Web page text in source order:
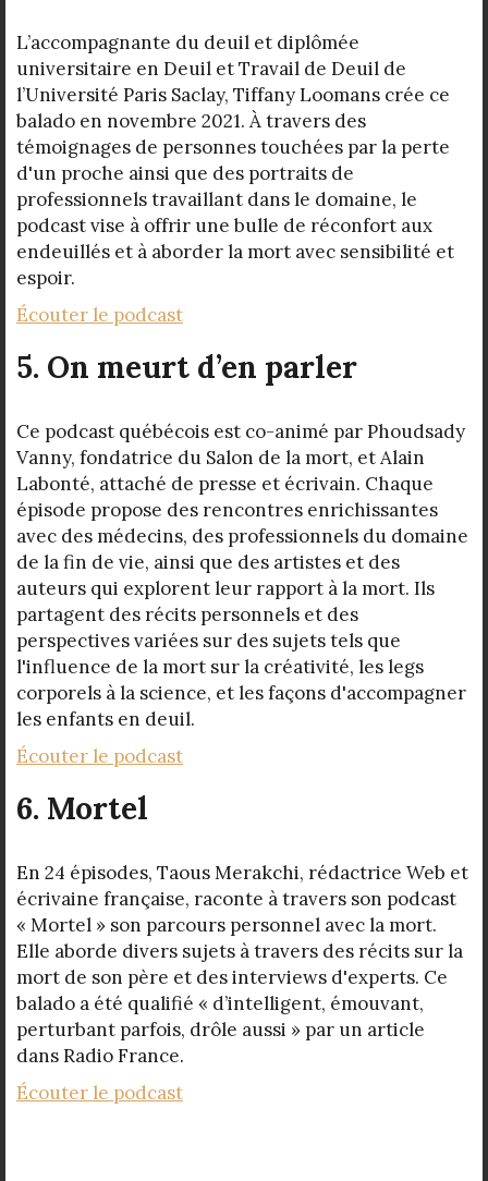
L’accompagnante du deuil et diplômée
universitaire en Deuil et Travail de Deuil de
l’Université Paris Saclay, Tiffany Loomans crée ce
balado en novembre 2021. À travers des
témoignages de personnes touchées par la perte
d'un proche ainsi que des portraits de
professionnels travaillant dans le domaine, le
podcast vise à offrir une bulle de réconfort aux
endeuillés et à aborder la mort avec sensibilité et
espoir.
Écouter le podcast
5. On meurt d’en parler
Ce podcast québécois est co-animé par Phoudsady
Vanny, fondatrice du Salon de la mort, et Alain
Labonté, attaché de presse et écrivain. Chaque
épisode propose des rencontres enrichissantes
avec des médecins, des professionnels du domaine
de la fin de vie, ainsi que des artistes et des
auteurs qui explorent leur rapport à la mort. Ils
partagent des récits personnels et des
perspectives variées sur des sujets tels que
l'influence de la mort sur la créativité, les legs
corporels à la science, et les façons d'accompagner
les enfants en deuil.
Écouter le podcast
6. Mortel
En 24 épisodes, Taous Merakchi, rédactrice Web et
écrivaine française, raconte à travers son podcast
« Mortel » son parcours personnel avec la mort.
Elle aborde divers sujets à travers des récits sur la
mort de son père et des interviews d'experts. Ce
balado a été qualifié « d’intelligent, émouvant,
perturbant parfois, drôle aussi » par un article
dans Radio France.
Écouter le podcast